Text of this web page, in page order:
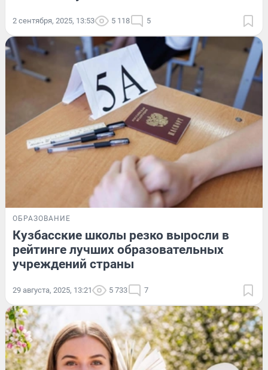
2 сентября, 2025, 13:53 5 118 5
ОБРАЗОВАНИЕ
Кузбасские школы резко выросли в
рейтинге лучших образовательных
учреждений страны
29 августа, 2025, 13:21 5 733 7